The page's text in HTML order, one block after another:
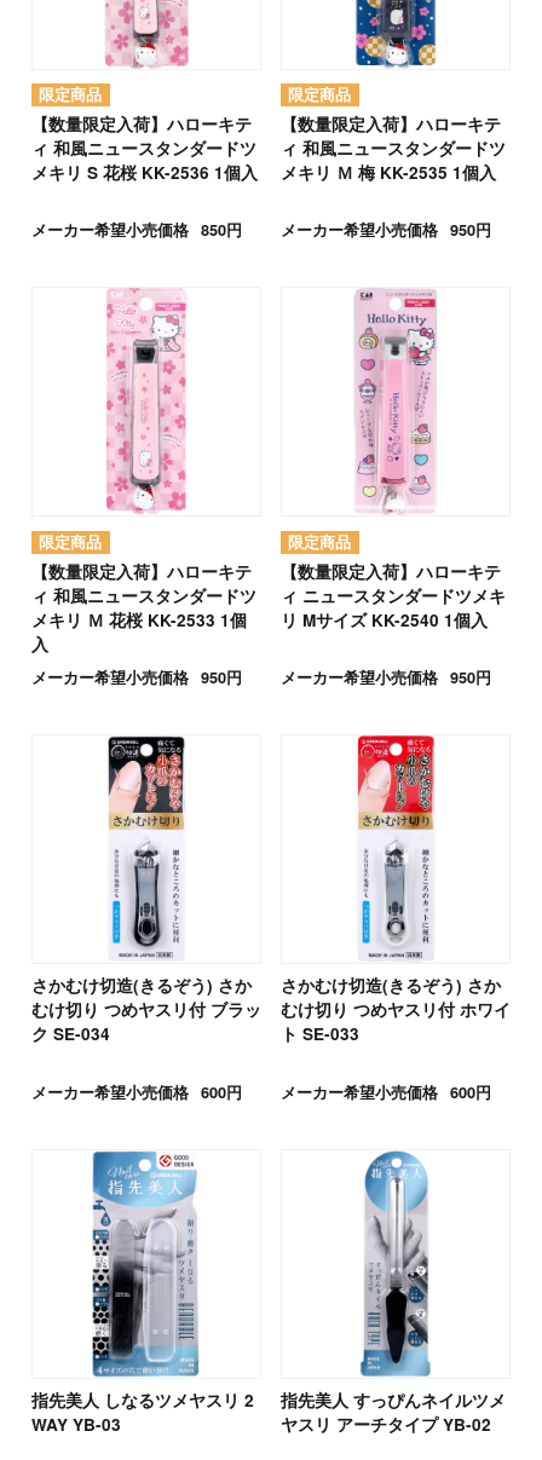
【数量限定入荷】ハローキテ
ィ 和風ニュースタンダードツ
メキリ S 花桜 KK-2536 1個入
メーカー希望小売価格 850円
【数量限定入荷】ハローキテ
ィ 和風ニュースタンダードツ
メキリ Ｍ 梅 KK-2535 1個入
メーカー希望小売価格 950円
【数量限定入荷】ハローキテ
ィ 和風ニュースタンダードツ
メキリ Ｍ 花桜 KK-2533 1個
入
メーカー希望小売価格 950円
【数量限定入荷】ハローキテ
ィ ニュースタンダードツメキ
リ Mサイズ KK-2540 1個入
メーカー希望小売価格 950円
さかむけ切造(きるぞう) さか
むけ切り つめヤスリ付 ブラッ
ク SE-034
メーカー希望小売価格 600円
さかむけ切造(きるぞう) さか
むけ切り つめヤスリ付 ホワイ
ト SE-033
メーカー希望小売価格 600円
指先美人 しなるツメヤスリ 2
WAY YB-03
指先美人 すっぴんネイルツメ
ヤスリ アーチタイプ YB-02